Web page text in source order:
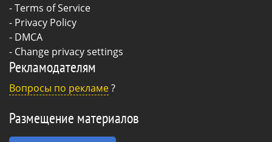
-Terms of Service
- Privacy Policy
- DMCA
- Change privacy settings
Рекламодателям
Вопросы по рекламе?
Размещение материалов